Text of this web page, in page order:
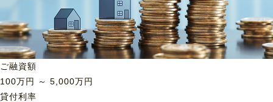
ご融資額
100万円 ～ 5,000万円
貸付利率